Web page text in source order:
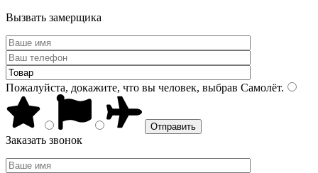
Вызвать замерщика
Пожалуйста, докажите, что вы человек, выбрав Самолёт.
Заказать звонок